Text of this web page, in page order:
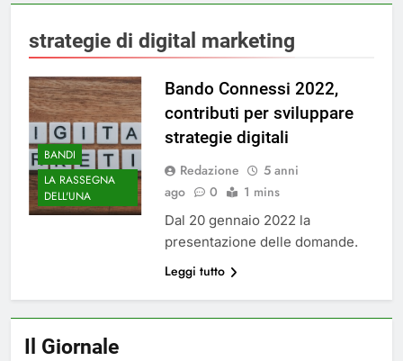
strategie di digital marketing
BANDI
LA RASSEGNA
DELL'UNA
Bando Connessi 2022,
contributi per sviluppare
strategie digitali
Redazione
5 anni
ago
0 1 mins
Dal 20 gennaio 2022 la
presentazione delle domande.
Leggi tutto
Il Giornale